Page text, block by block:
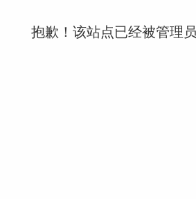
抱歉！该站点已经被管理